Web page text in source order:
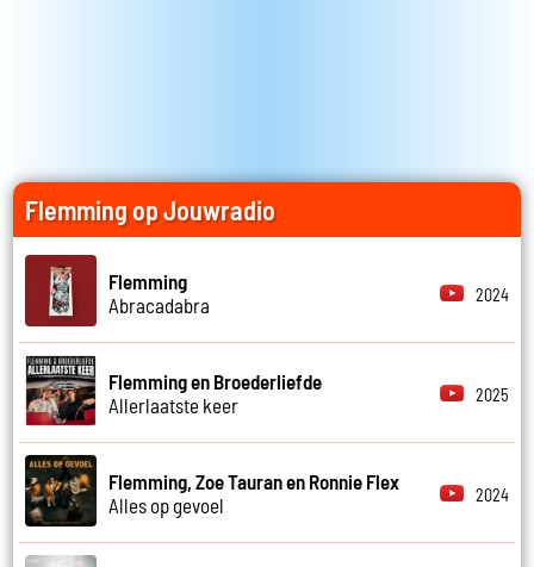
Flemming op Jouwradio
Flemming
Abracadabra
2024
Flemming en Broederliefde
Allerlaatste keer
2025
Flemming, Zoe Tauran en Ronnie Flex
Alles op gevoel
2024